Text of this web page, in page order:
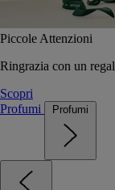
Piccole Attenzioni
Ringrazia con un
Scopri
Profumi
Profumi